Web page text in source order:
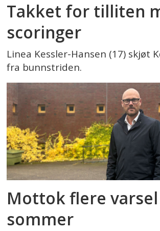
Takket for tilliten
scoringer
Linea Kessler-Hansen (17) skjøt
fra bunnstriden.
Mottok flere
sommer